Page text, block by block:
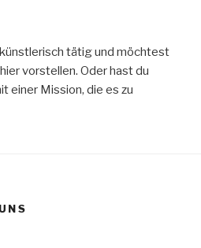
tätig und möchtest
vorstellen. Oder hast du
einer Mission, die es zu